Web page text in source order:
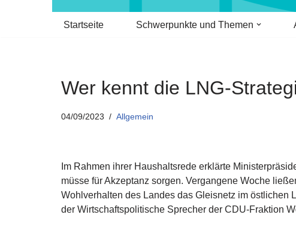
Startseite Schwerpunkte und Themen
Wer kennt die LNG-
04/09/2023 Allgemein
Im Rahmen ihrer Haushaltsrede erklärte
müsse für Akzeptanz sorgen. Vergangene Woche
Wohlverhalten des Landes das Gleisnetz im östlichen
der Wirtschaftspolitische Sprecher der CDU-Fraktion